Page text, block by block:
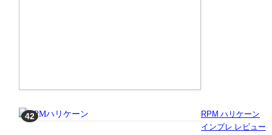
RPM ハリケーン
インプレ レビュー